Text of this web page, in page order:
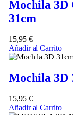
Mochila 3D
31cm
15,95 €
Añadir al Carrito
Mochila 3D
15,95 €
Añadir al Carrito